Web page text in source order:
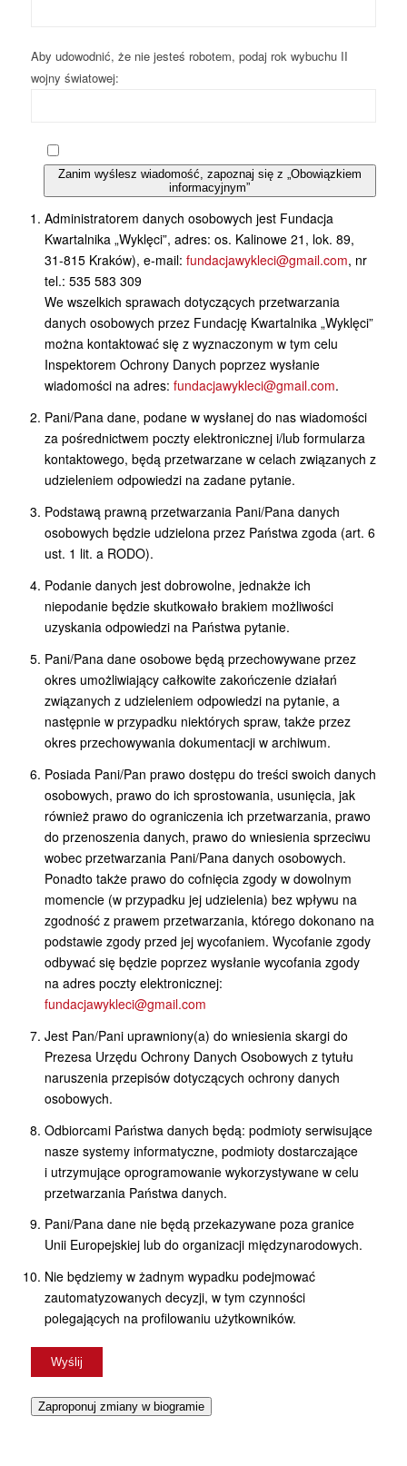
Aby udowodnić, że nie jesteś robotem, podaj rok wybuchu II
wojny światowej:
Zanim wyślesz wiadomość, zapoznaj się z „Obowiązkiem
informacyjnym”
Administratorem danych osobowych jest Fundacja
Kwartalnika „Wyklęci”, adres: os. Kalinowe 21, lok. 89,
31-815 Kraków), e-mail: fundacjawykleci@gmail.com, nr
tel.: 535 583 309
We wszelkich sprawach dotyczących przetwarzania
danych osobowych przez Fundację Kwartalnika „Wyklęci”
można kontaktować się z wyznaczonym w tym celu
Inspektorem Ochrony Danych poprzez wysłanie
wiadomości na adres: fundacjawykleci@gmail.com.
Pani/Pana dane, podane w wysłanej do nas wiadomości
za pośrednictwem poczty elektronicznej i/lub formularza
kontaktowego, będą przetwarzane w celach związanych z
udzieleniem odpowiedzi na zadane pytanie.
Podstawą prawną przetwarzania Pani/Pana danych
osobowych będzie udzielona przez Państwa zgoda (art. 6
ust. 1 lit. a RODO).
Podanie danych jest dobrowolne, jednakże ich
niepodanie będzie skutkowało brakiem możliwości
uzyskania odpowiedzi na Państwa pytanie.
Pani/Pana dane osobowe będą przechowywane przez
okres umożliwiający całkowite zakończenie działań
związanych z udzieleniem odpowiedzi na pytanie, a
następnie w przypadku niektórych spraw, także przez
okres przechowywania dokumentacji w archiwum.
Posiada Pani/Pan prawo dostępu do treści swoich danych
osobowych, prawo do ich sprostowania, usunięcia, jak
również prawo do ograniczenia ich przetwarzania, prawo
do przenoszenia danych, prawo do wniesienia sprzeciwu
wobec przetwarzania Pani/Pana danych osobowych.
Ponadto także prawo do cofnięcia zgody w dowolnym
momencie (w przypadku jej udzielenia) bez wpływu na
zgodność z prawem przetwarzania, którego dokonano na
podstawie zgody przed jej wycofaniem. Wycofanie zgody
odbywać się będzie poprzez wysłanie wycofania zgody
na adres poczty elektronicznej:
fundacjawykleci@gmail.com
Jest Pan/Pani uprawniony(a) do wniesienia skargi do
Prezesa Urzędu Ochrony Danych Osobowych z tytułu
naruszenia przepisów dotyczących ochrony danych
osobowych.
Odbiorcami Państwa danych będą: podmioty serwisujące
nasze systemy informatyczne, podmioty dostarczające
i utrzymujące oprogramowanie wykorzystywane w celu
przetwarzania Państwa danych.
Pani/Pana dane nie będą przekazywane poza granice
Unii Europejskiej lub do organizacji międzynarodowych.
Nie będziemy w żadnym wypadku podejmować
zautomatyzowanych decyzji, w tym czynności
polegających na profilowaniu użytkowników.
Zaproponuj zmiany w biogramie